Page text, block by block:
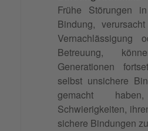
Frühe Störungen
Bindung,
Vernachlässigung
Betreuung,
Generationen
selbst unsichere
gemacht
Schwierigkeiten,
sichere Bindungen